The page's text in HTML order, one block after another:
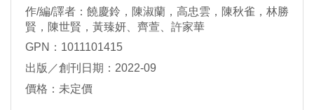
作/編/譯者：饒慶鈴，陳淑蘭，高忠雲，陳秋雀，林勝
賢，陳世賢，黃臻妍、齊萱、許家華
GPN：1011101415
出版／創刊日期：2022-09
價格：未定價